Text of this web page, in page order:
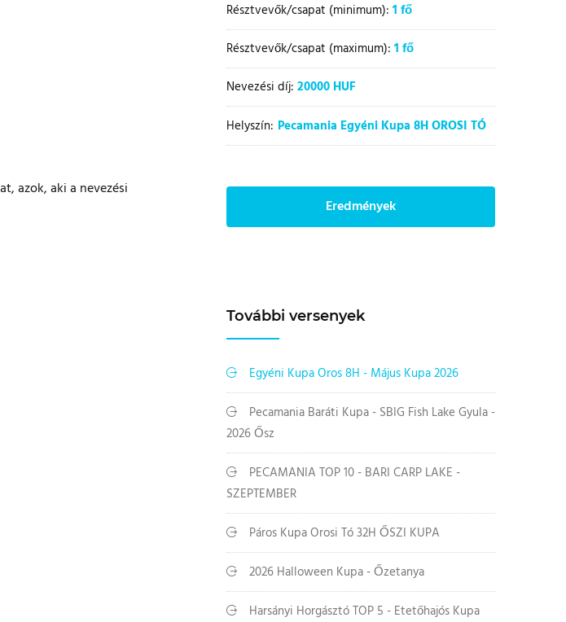
azok, aki a nevezési
Résztvevők/csapat (minimum): 1 fő
Résztvevők/csapat (maximum): 1 fő
Nevezési díj: 20000 HUF
Helyszín: Pecamania Egyéni Kupa 8H OROSI TÓ
Eredmények
További versenyek
Egyéni Kupa Oros 8H - Május Kupa 2026
Pecamania Baráti Kupa - SBIG Fish Lake Gyula -
2026 Ősz
PECAMANIA TOP 10 - BARI CARP LAKE -
SZEPTEMBER
Páros Kupa Orosi Tó 32H ŐSZI KUPA
2026 Halloween Kupa - Őzetanya
Harsányi Horgásztó TOP 5 - Etetőhajós Kupa